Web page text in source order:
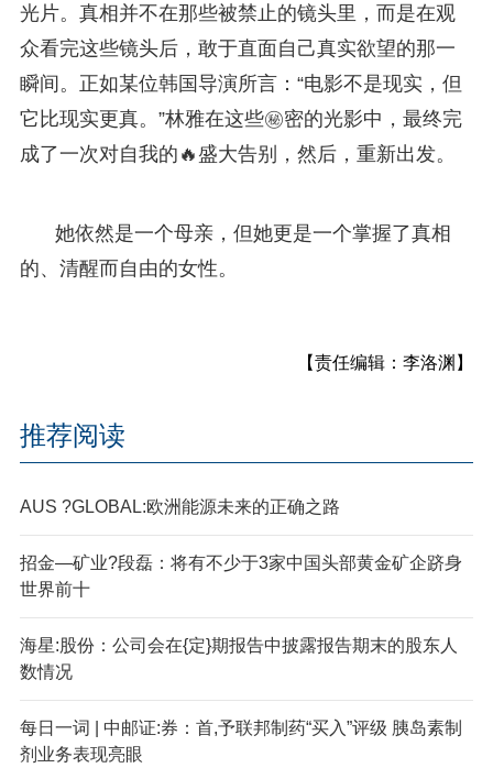
光片。真相并不在那些被禁止的镜头里，而是在观
众看完这些镜头后，敢于直面自己真实欲望的那一
瞬间。正如某位韩国导演所言：“电影不是现实，但
它比现实更真。”林雅在这些㊙️密的光影中，最终完
成了一次对自我的🔥盛大告别，然后，重新出发。
她依然是一个母亲，但她更是一个掌握了真相
的、清醒而自由的女性。
【责任编辑：李洛渊】
推荐阅读
AUS ?GLOBAL:欧洲能源未来的正确之路
招金—矿业?段磊：将有不少于3家中国头部黄金矿企跻身
世界前十
海星:股份：公司会在{定}期报告中披露报告期末的股东人
数情况
每日一词 | 中邮证:券：首,予联邦制药“买入”评级 胰岛素制
剂业务表现亮眼